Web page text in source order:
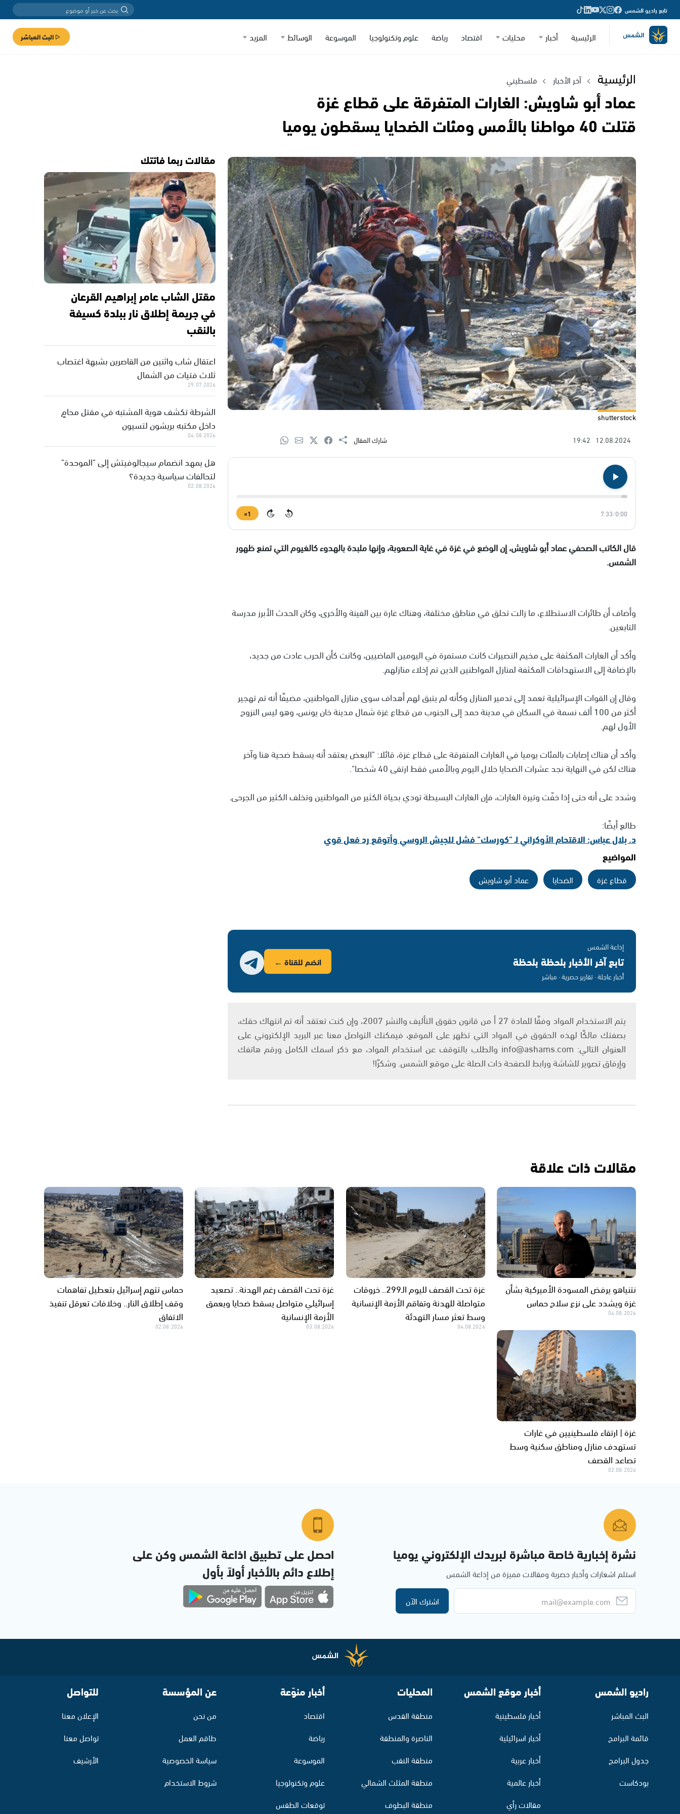
تابع راديو الشمس
الرئيسية أخبار محليات اقتصاد رياضة علوم وتكنولوجيا الموسوعة الوسائط المزيد البث المباشر
الرئيسية آخر الأخبار فلسطيني
عماد أبو شاويش: الغارات المتفرقة على قطاع غزة
قتلت 40 مواطنا بالأمس ومئات الضحايا يسقطون يوميا
shutterstock
12.08.2024
19:42 شارك المقال
0:00
/
7:33
15
15
1×
قال الكاتب الصحفي عماد أبو شاويش، إن الوضع في غزة في غاية الصعوبة، وإنها ملبدة بالهدوء كالغيوم التي تمنع ظهور
الشمس.
وأضاف أن طائرات الاستطلاع، ما زالت تحلق في مناطق مختلفة، وهناك غارة بين الفينة والأخرى، وكان الحدث الأبرز مدرسة
التابعين.
وأكد أن الغارات المكثفة على مخيم النصيرات كانت مستمرة في اليومين الماضيين، وكانت كأن الحرب عادت من جديد،
بالإضافة إلى الاستهدافات المكثفة لمنازل المواطنين الذين تم إخلاء منازلهم.
وقال إن القوات الإسرائيلية تعمد إلى تدمير المنازل وكأنه لم يتبق لهم أهداف سوى منازل المواطنين، مضيفًا أنه تم تهجير
أكثر من 100 ألف نسمة في السكان في مدينة حمد إلى الجنوب من قطاع غزة شمال مدينة خان يونس، وهو ليس النزوح
الأول لهم.
وأكد أن هناك إصابات بالمئات يوميا في الغارات المتفرقة على قطاع غزة، قائلا: "البعض يعتقد أنه يسقط ضحية هنا وآخر
هناك لكن في النهاية نجد عشرات الضحايا خلال اليوم وبالأمس فقط ارتقى 40 شخصا".
وشدد على أنه حتى إذا خفّت وتيرة الغارات، فإن الغارات البسيطة تودي بحياة الكثير من المواطنين وتخلف الكثير من الجرحى.
طالع أيضًا:
د. بلال عباس: الاقتحام الأوكراني لـ "كورسك" فشل للجيش الروسي وأتوقع رد فعل قوي
المواضيع
قطاع غزة الضحايا عماد أبو شاويش
إذاعة الشمس
تابع آخر الأخبار بلحظة بلحظة
أخبار عاجلة · تقارير حصرية · مباشر
انضم للقناة ←
يتم الاستخدام المواد وفقًا للمادة 27 أ من قانون حقوق التأليف والنشر 2007، وإن كنت تعتقد أنه تم انتهاك حقك،
بصفتك مالكًا لهذه الحقوق في المواد التي تظهر على الموقع، فيمكنك التواصل معنا عبر البريد الإلكتروني على
العنوان التالي: info@ashams.com والطلب بالتوقف عن استخدام المواد، مع ذكر اسمك الكامل ورقم هاتفك
وإرفاق تصوير للشاشة ورابط للصفحة ذات الصلة على موقع الشمس. وشكرًا!
مقالات ربما فاتتك
مقتل الشاب عامر إبراهيم القرعان
في جريمة إطلاق نار ببلدة كسيفة
بالنقب
اعتقال شاب واثنين من القاصرين بشبهة اغتصاب
ثلاث فتيات من الشمال
29.07.2026
الشرطة تكشف هوية المشتبه في مقتل محامٍ
داخل مكتبه بريشون لتسيون
04.08.2026
هل يمهد انضمام سيجالوفيتش إلى "الموحدة"
لتحالفات سياسية جديدة؟
02.08.2026
مقالات ذات علاقة
نتنياهو يرفض المسودة الأميركية بشأن
غزة ويشدد على نزع سلاح حماس
04.08.2026
غزة تحت القصف لليوم الـ299.. خروقات
متواصلة للهدنة وتفاقم الأزمة الإنسانية
وسط تعثر مسار التهدئة
04.08.2026
غزة تحت القصف رغم الهدنة.. تصعيد
إسرائيلي متواصل يسقط ضحايا ويعمق
الأزمة الإنسانية
03.08.2026
حماس تتهم إسرائيل بتعطيل تفاهمات
وقف إطلاق النار.. وخلافات تعرقل تنفيذ
الاتفاق
02.08.2026
غزة | ارتقاء فلسطينيين في غارات
تستهدف منازل ومناطق سكنية وسط
تصاعد القصف
02.08.2026
نشرة إخبارية خاصة مباشرة لبريدك الإلكتروني يوميا
استلم اشعارات وأخبار حصرية ومقالات مميزة من إذاعة الشمس
اشترك الآن
احصل على تطبيق اذاعة الشمس وكن على
إطلاع دائم بالأخبار أولاً بأول
راديو الشمس
البث المباشر
قائمة البرامج
جدول البرامج
بودكاست
أخبار موقع الشمس
أخبار فلسطينية
أخبار اسرائيلية
أخبار عربية
أخبار عالمية
مقالات رأي
المحليات
منطقة القدس
الناصرة والمنطقة
منطقة النقب
منطقة المثلث الشمالي
منطقة البطوف
أخبار منوّعة
اقتصاد
رياضة
الموسوعة
علوم وتكنولوجيا
توقعات الطقس
عن المؤسسة
من نحن
طاقم العمل
سياسة الخصوصية
شروط الاستخدام
للتواصل
الإعلان معنا
تواصل معنا
الأرشيف